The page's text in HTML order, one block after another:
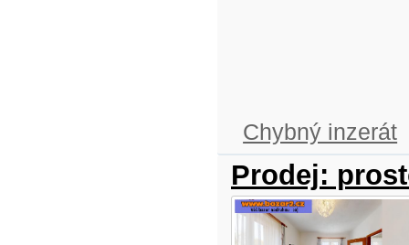
Chybný inzerát
Prodej: